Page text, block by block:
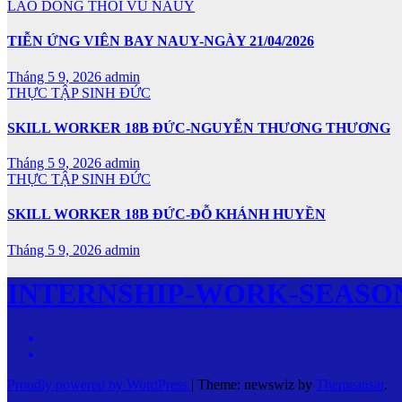
LAO DONG THOI VU NAUY
TIỄN ỨNG VIÊN BAY NAUY-NGÀY 21/04/2026
Tháng 5 9, 2026 admin
THỰC TẬP SINH ĐỨC
SKILL WORKER 18B ĐỨC-NGUYỄN THƯƠNG THƯƠNG
Tháng 5 9, 2026 admin
THỰC TẬP SINH ĐỨC
SKILL WORKER 18B ĐỨC-ĐỖ KHÁNH HUYỀN
Tháng 5 9, 2026 admin
INTERNSHIP-WORK-
Proudly powered by WordPress | Theme: newswiz by Themeansar.